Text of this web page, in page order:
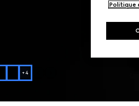
+4
Politique